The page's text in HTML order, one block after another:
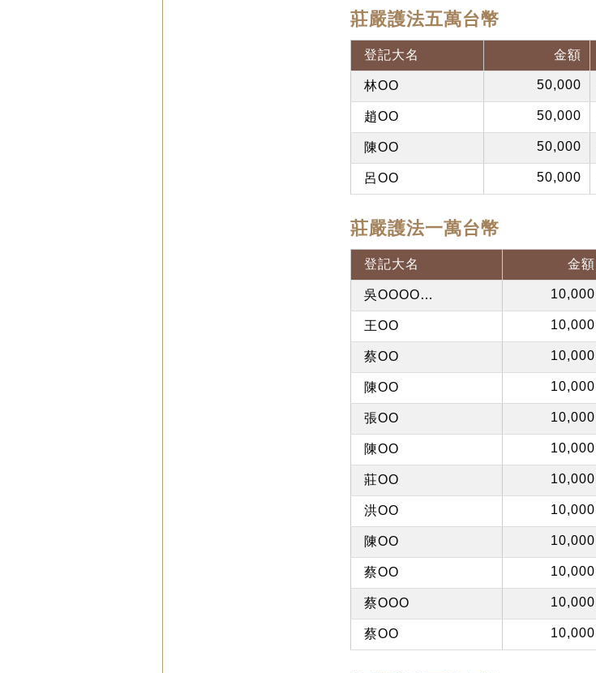
莊嚴護法五萬台幣
登記大名 金額
林OO 50,000
趙OO 50,000
陳OO 50,000
呂OO 50,000
莊嚴護法一萬台幣
登記大名 金額
吳OOOO… 10,000
王OO 10,000
蔡OO 10,000
陳OO 10,000
張OO 10,000
陳OO 10,000
莊OO 10,000
洪OO 10,000
陳OO 10,000
蔡OO 10,000
蔡OOO 10,000
蔡OO 10,000